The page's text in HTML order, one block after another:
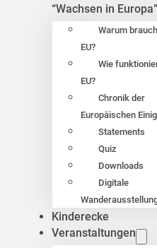
“Wachsen in
Warum
EU?
Wie
EU?
Chronik der
Europäischen
Statements
Quiz
Downloads
Digitale
Kinderecke
Veranstaltungen